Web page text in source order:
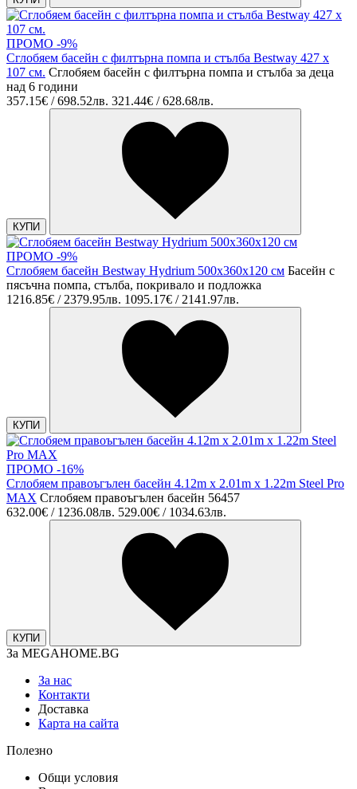
ПРОМО -9%
Сглобяем басейн с филтърна помпа и стълба Bestway 427 х
107 см. Сглобяем басейн с филтърна помпа и стълба за деца
над 6 години
357.15€ / 698.52лв. 321.44€ / 628.68лв.
КУПИ
ПРОМО -9%
Сглобяем басейн Bestway Hydrium 500x360x120 см Басейн с
пясъчна помпа, стълба, покривало и подложка
1216.85€ / 2379.95лв. 1095.17€ / 2141.97лв.
КУПИ
ПРОМО -16%
Сглобяем правоъгълен басейн 4.12m x 2.01m x 1.22m Steel Pro
MAX Сглобяем правоъгълен басейн 56457
632.00€ / 1236.08лв. 529.00€ / 1034.63лв.
КУПИ
За MEGAHOME.BG
За нас
Контакти
Доставка
Карта на сайта
Полезно
Общи условия